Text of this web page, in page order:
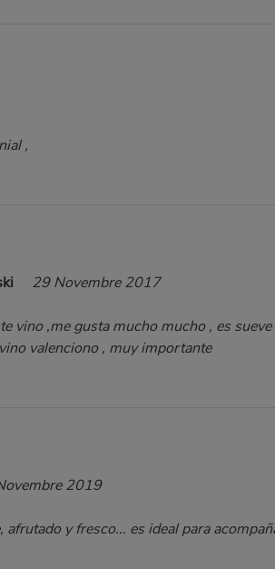
,
29 Novembre 2017
vino ,me gusta mucho mucho , es
valenciono , muy importante
2019
y fresco... es ideal para